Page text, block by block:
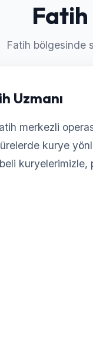
Fatih bölgesinde
Uzmanı
merkezli
kurye